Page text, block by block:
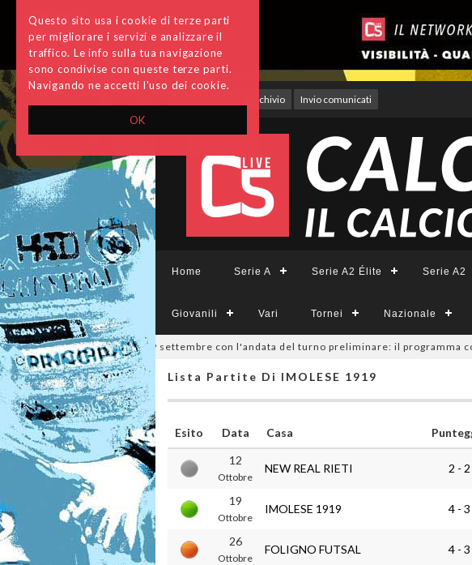
OK
Questo sito usa i cookie di terze parti
per migliorare i servizi e analizzare il
traffico. Le info sulla tua navigazione
sono condivise con queste terze parti.
Navigando ne accetti l'uso dei cookie.
Archivio Invio comunicati
Home Serie A Serie A2 Élite Serie A2
Giovanili Vari Tornei Nazionale
Divisione, si parte il 19 settembre con l'andata del turno preliminare: il programma
Lista Partite Di IMOLESE 1919
Esito Data Casa
12
Ottobre
NEW REAL RIETI 2 - 2
19
Ottobre
IMOLESE 1919 4 - 3
26
Ottobre
FOLIGNO FUTSAL 4 - 3